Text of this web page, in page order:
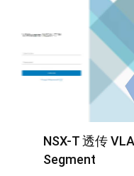
NSX-T 透传
Segment